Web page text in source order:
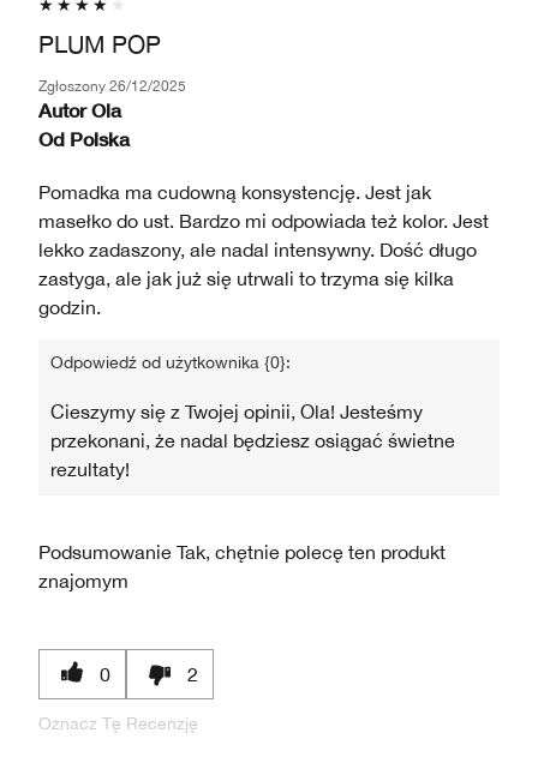
PLUM POP
Zgłoszony 26/12/2025
Autor Ola
Od Polska
Pomadka ma cudowną konsystencję. Jest jak
masełko do ust. Bardzo mi odpowiada też kolor. Jest
lekko zadaszony, ale nadal intensywny. Dość długo
zastyga, ale jak już się utrwali to trzyma się kilka
godzin.
Odpowiedź od użytkownika {0}:
Cieszymy się z Twojej opinii, Ola! Jesteśmy
przekonani, że nadal będziesz osiągać świetne
rezultaty!
Podsumowanie Tak, chętnie polecę ten produkt
znajomym
0 2
Oznacz Tę Recenzję